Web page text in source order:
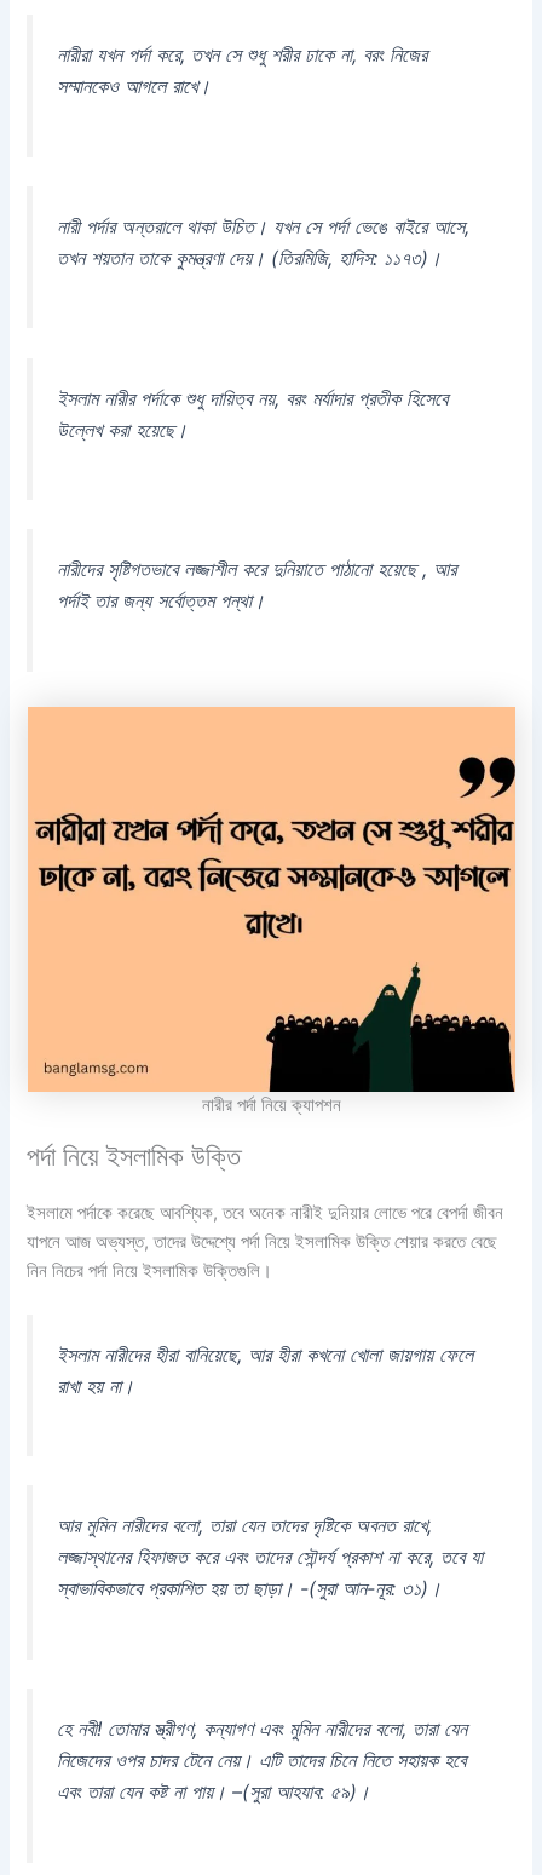
নারীরা যখন পর্দা করে, তখন সে শুধু শরীর ঢাকে না, বরং নিজের
সম্মানকেও আগলে রাখে।
নারী পর্দার অন্তরালে থাকা উচিত। যখন সে পর্দা ভেঙে বাইরে আসে,
তখন শয়তান তাকে কুমন্ত্রণা দেয়। (তিরমিজি, হাদিস: ১১৭৩)।
ইসলাম নারীর পর্দাকে শুধু দায়িত্ব নয়, বরং মর্যাদার প্রতীক হিসেবে
উল্লেখ করা হয়েছে।
নারীদের সৃষ্টিগতভাবে লজ্জাশীল করে দুনিয়াতে পাঠানো হয়েছে , আর
পর্দাই তার জন্য সর্বোত্তম পন্থা।
নারীর পর্দা নিয়ে ক্যাপশন
পর্দা নিয়ে ইসলামিক উক্তি
ইসলামে পর্দাকে করেছে আবশ্যিক, তবে অনেক নারীই দুনিয়ার লোভে পরে বেপর্দা জীবন
যাপনে আজ অভ্যস্ত, তাদের উদ্দেশ্যে পর্দা নিয়ে ইসলামিক উক্তি শেয়ার করতে বেছে
নিন নিচের পর্দা নিয়ে ইসলামিক উক্তিগুলি।
ইসলাম নারীদের হীরা বানিয়েছে, আর হীরা কখনো খোলা জায়গায় ফেলে
রাখা হয় না।
আর মুমিন নারীদের বলো, তারা যেন তাদের দৃষ্টিকে অবনত রাখে,
লজ্জাস্থানের হিফাজত করে এবং তাদের সৌন্দর্য প্রকাশ না করে, তবে যা
স্বাভাবিকভাবে প্রকাশিত হয় তা ছাড়া। -(সুরা আন-নূর: ৩১)।
হে নবী! তোমার স্ত্রীগণ, কন্যাগণ এবং মুমিন নারীদের বলো, তারা যেন
নিজেদের ওপর চাদর টেনে নেয়। এটি তাদের চিনে নিতে সহায়ক হবে
এবং তারা যেন কষ্ট না পায়। –(সুরা আহযাব: ৫৯)।